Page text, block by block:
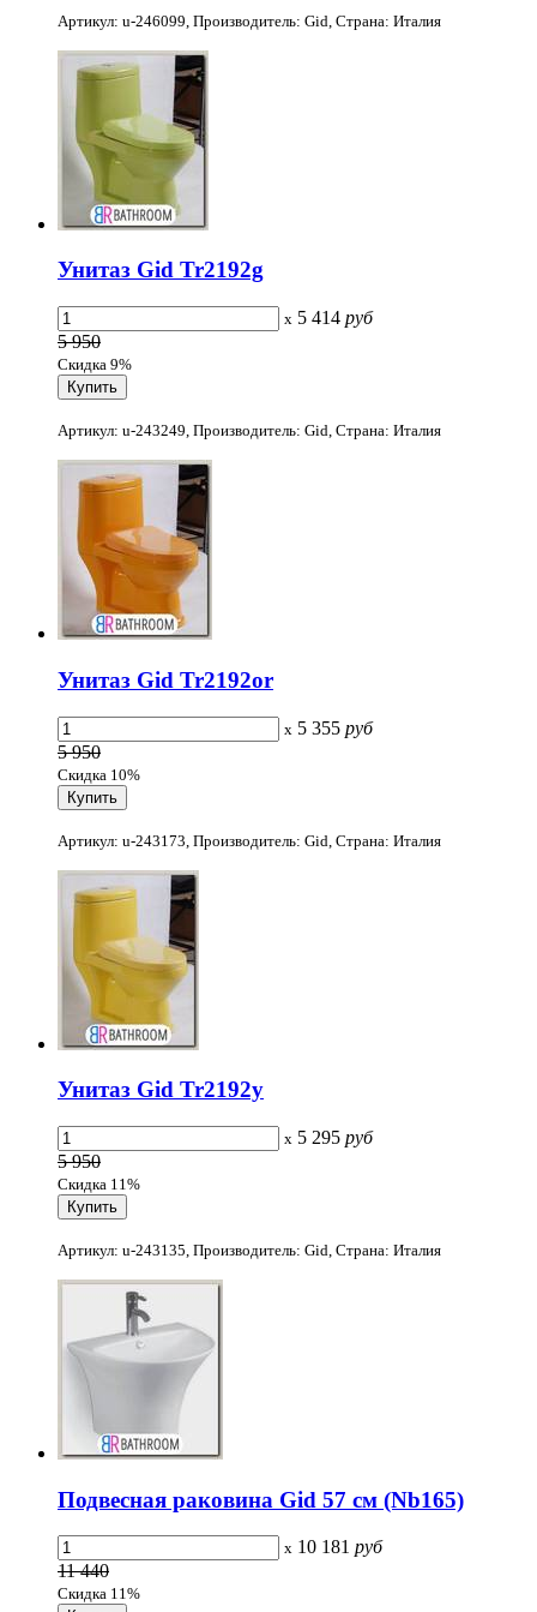
Артикул: u-246099, Производитель: Gid, Страна: Италия
Унитаз Gid Tr2192g
x 5 414 руб
5 950
Скидка 9%
Артикул: u-243249, Производитель: Gid, Страна: Италия
Унитаз Gid Tr2192or
x 5 355 руб
5 950
Скидка 10%
Артикул: u-243173, Производитель: Gid, Страна: Италия
Унитаз Gid Tr2192y
x 5 295 руб
5 950
Скидка 11%
Артикул: u-243135, Производитель: Gid, Страна: Италия
Подвесная раковина Gid 57 см (Nb165)
x 10 181 руб
11 440
Скидка 11%